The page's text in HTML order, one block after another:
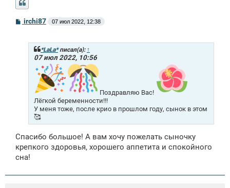
Сirchi87 07 июл 2022, 12:38
*LaLa*писал(а): ↑
07 июл 2022, 10:56
Поздравляю Вас!
Лёгкой беременности!!!
У меня тоже, после крио в прошлом году, сынок в этом
🥰
Спасибо большое! А вам хочу пожелать сыночку
крепкого здоровья, хорошего аппетита и спокойного
сна!